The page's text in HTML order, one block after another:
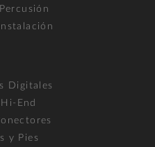
Digitales
End
y Pies